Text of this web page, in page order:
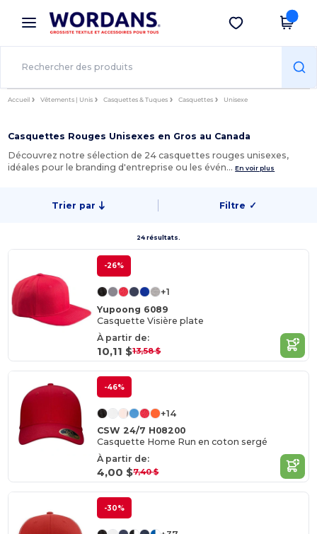
× Appli Wordans
Meilleurs prix sur l’app !
Obtenir l'appli
Accueil Vêtements | Unis Casquettes & Tuques Casquettes Unisexe
Casquettes Rouges Unisexes en Gros au Canada
Découvrez notre sélection de 24 casquettes rouges unisexes,
idéales pour le branding d'entreprise ou les évén…En voir plus
Trier par Filtre ✓
24 résultats.
-26%
+1
Yupoong 6089
Casquette Visière plate
À partir de:
10,11 $13,58 $
-46%
+14
CSW 24/7 H08200
Casquette Home Run en coton sergé
À partir de:
4,00 $7,40 $
-30%